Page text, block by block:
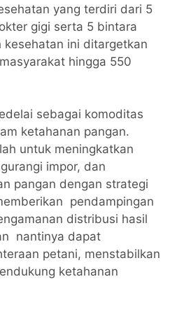
yang terdiri dari 5
gigi serta 5 bintara
kesehatan ini ditargetkan
hingga 550
sebagai komoditas
ketahanan pangan.
untuk meningkatkan
impor, dan
pangan dengan strategi
pendampingan
distribusi hasil
nantinya dapat
petani, menstabilkan
ketahanan